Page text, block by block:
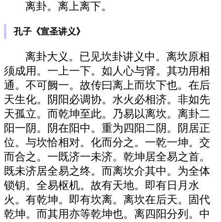
离卦。离上离下。
孔子《宣圣讲义》
离卦大义。已见坎卦讲义中。离坎原相
须成用。一上一下。如人心与肾。其功用相
通。不可阙一。故传曰离上而坎下也。在后
天生化。阴阳必调协。水火必相济。非如先
天孤立。而乾坤至此。乃易以离坎。离卦二
阳一阴。阴在阳中。重为四阳二阴。阴居正
位。与坎恰相对。化而分之。一乾一坤。交
而合之。一既济一未济。乾坤居全易之首。
既未济居全易之终。而离坎介其中。为全体
锁钥。全易枢机。故有天地。即有日月水
火。有乾坤。即有坎离。离坎在后天。固代
乾坤。而其用亦等乾坤也。离四阳分列。中